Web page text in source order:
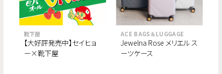
靴下屋
【大好評発売中】セイヒョ
ー×靴下屋
ACE BAGS＆LUGGAGE
Jewelna Rose メリエル ス
ーツケース